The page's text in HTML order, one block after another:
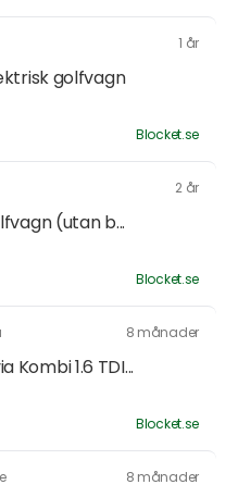
1 år
golfvagn
Blocket.se
2 år
(utan b...
Blocket.se
8 månader
Kombi 1.6 TDI...
Blocket.se
8 månader